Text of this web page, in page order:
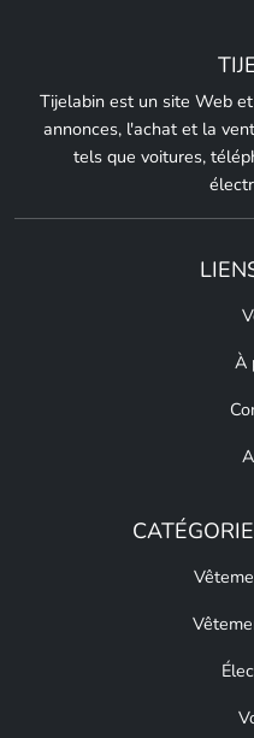
Tijelabin est un site Web
annonces, l'achat et la
tels que voitures,
À